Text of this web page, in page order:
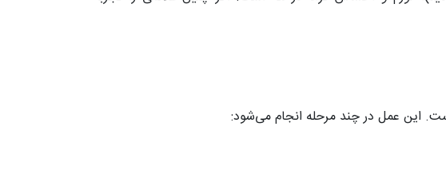
این عمل در چند مرحله انجام می‌شود: